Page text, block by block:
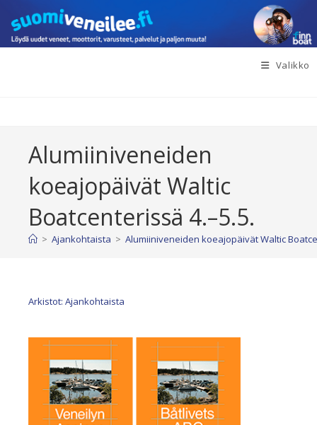
suoraan
sisältöön
Valikko
Alumiiniveneiden
koeajopäivät Waltic
Boatcenterissä 4.–5.5.
> Ajankohtaista > Alumiiniveneiden koeajopäivät Waltic
Arkistot: Ajankohtaista